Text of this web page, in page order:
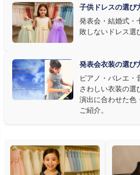
③ 演奏の動きを妨げない設計か確認す
発表会ドレス選びで見落とされがちなの
アノならペダル操作を妨げない丈感、バ
右腕のゆとり、管楽器なら胸元の締め
質は衣装で変わります。Angel's Closet
アノ教師の店長が発表会・コンクールで
た商品
を多数ご用意しています。
子供ドレスの選び
発表会・結婚式・
敗しないドレス選
発表会衣装の選び
ピアノ・バレエ・
さわしい衣装の選
演出に合わせた色
ご紹介。